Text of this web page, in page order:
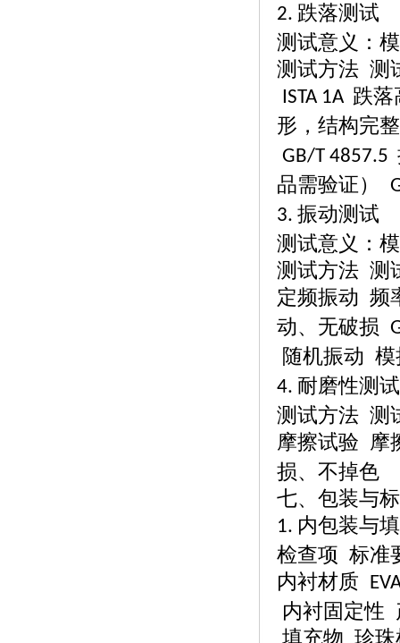
2. 跌落测试
测试意义：
测试方法 测
ISTA 1A 跌落
形，结构完
GB/T 4857.5
品需验证）
3. 振动测试
测试意义：
测试方法 测
定频振动 频
动、无破损
随机振动 模
4. 耐磨性测
测试方法 测
摩擦试验 摩
损、不掉色
七、包装与
1. 内包装与
检查项 标准
内衬材质
内衬固定性
填充物 珍珠